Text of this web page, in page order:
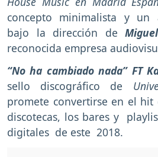
concepto minimalista y un
bajo la dirección de
reconocida empresa
“No ha cambiado nada” FT
sello discográfico de
promete convertirse en el
discotecas, los bares y
digitales de este 2018.